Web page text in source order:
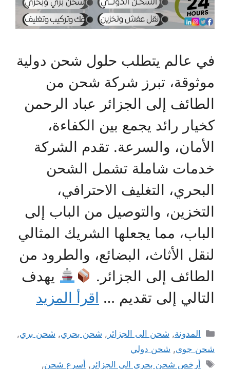
في عالم يتطلب حلول شحن دولية
موثوقة، تبرز شركة شحن من
الطائف إلى الجزائر عباد الرحمن
كخيار رائد يجمع بين الكفاءة،
الأمان، والسرعة. تقدم الشركة
خدمات شاملة تشمل الشحن
البحري، التغليف الاحترافي،
التخزين، والتوصيل من الباب إلى
الباب، مما يجعلها الشريك المثالي
لنقل الأثاث، البضائع، والطرود من
الطائف إلى الجزائر.
يهدف
التالي إلى تقديم … اقرأ المزيد
التصنيفات
المدونة, شحن الى الجزائر , شحن بحري, شحن بري,
شحن جوى, شحن دولي
الوسوم
أرخص شحن بحري الي الجزائر , أسرع شحن,